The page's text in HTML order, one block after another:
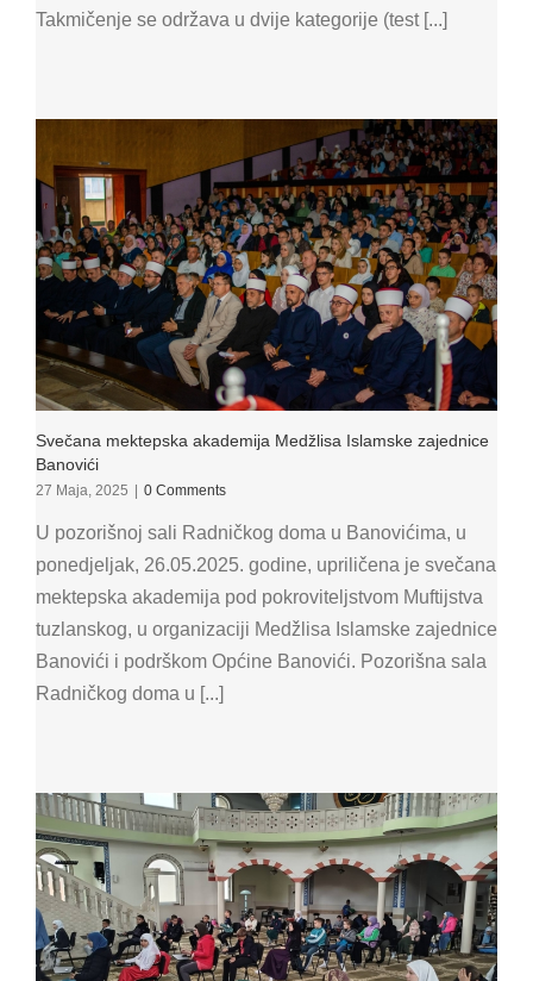
Takmičenje se održava u dvije kategorije (test [...]
Svečana mektepska akademija Medžlisa Islamske zajednice
Banovići
27 Maja, 2025 | 0 Comments
U pozorišnoj sali Radničkog doma u Banovićima, u
ponedjeljak, 26.05.2025. godine, upriličena je svečana
mektepska akademija pod pokroviteljstvom Muftijstva
tuzlanskog, u organizaciji Medžlisa Islamske zajednice
Banovići i podrškom Općine Banovići. Pozorišna sala
Radničkog doma u [...]